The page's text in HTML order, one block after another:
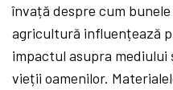
învață despre cum
agricultură influențează
impactul asupra
vieții oamenilor.